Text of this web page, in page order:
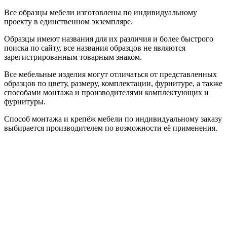
Все образцы мебели изготовлены по индивидуальному
проекту в единственном экземпляре.
Образцы имеют названия для их различия и более быстрого
поиска по сайту, все названия образцов не являются
зарегистрированным товарным знаком.
Все мебельные изделия могут отличаться от представленных
образцов по цвету, размеру, комплектации, фурнитуре, а также
способами монтажа и производителями комплектующих и
фурнитуры.
Способ монтажа и крепёж мебели по индивидуальному заказу
выбирается производителем по возможности её применения.